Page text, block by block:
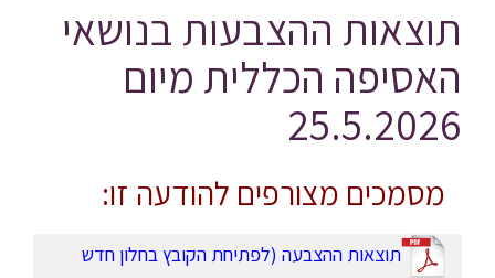
תוצאות ההצבעות בנושאי
האסיפה הכללית מיום
25.5.2026
מסמכים מצורפים להודעה זו:
תוצאות ההצבעה (לפתיחת הקובץ בחלון חדש